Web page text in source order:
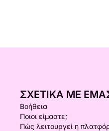
ΣΧΕΤΙΚΆ ΜΕ
Βοήθεια
Ποιοι είμαστε;
Πώς λειτουργεί η